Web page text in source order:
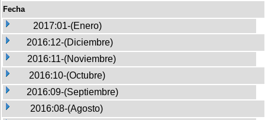
Fecha
2017:01-(Enero)
2016:12-(Diciembre)
2016:11-(Noviembre)
2016:10-(Octubre)
2016:09-(Septiembre)
2016:08-(Agosto)